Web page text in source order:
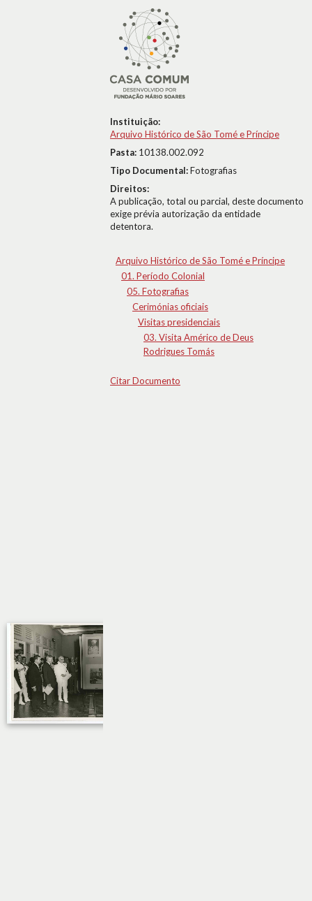
Instituição:
Arquivo Histórico de São Tomé e Príncipe
Pasta: 10138.002.092
Tipo Documental:Fotografias
Direitos:
A publicação, total ou parcial, deste documento
exige prévia autorização da entidade
detentora.
Arquivo Histórico de São Tomé e Príncipe
01. Período Colonial
05. Fotografias
Cerimónias oficiais
Visitas presidenciais
03. Visita Américo de Deus
Rodrigues Tomás
Citar Documento